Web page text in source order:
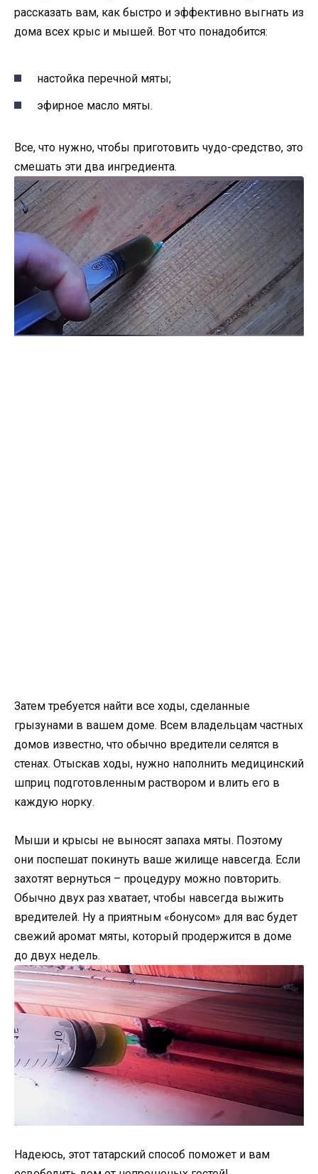
рассказать вам, как быстро и эффективно выгнать из
дома всех крыс и мышей. Вот что понадобится:
настойка перечной мяты;
эфирное масло мяты.
Все, что нужно, чтобы приготовить чудо-средство, это
смешать эти два ингредиента.
Затем требуется найти все ходы, сделанные
грызунами в вашем доме. Всем владельцам частных
домов известно, что обычно вредители селятся в
стенах. Отыскав ходы, нужно наполнить медицинский
шприц подготовленным раствором и влить его в
каждую норку.
Мыши и крысы не выносят запаха мяты. Поэтому
они поспешат покинуть ваше жилище навсегда. Если
захотят вернуться – процедуру можно повторить.
Обычно двух раз хватает, чтобы навсегда выжить
вредителей. Ну а приятным «бонусом» для вас будет
свежий аромат мяты, который продержится в доме
до двух недель.
Надеюсь, этот татарский способ поможет и вам